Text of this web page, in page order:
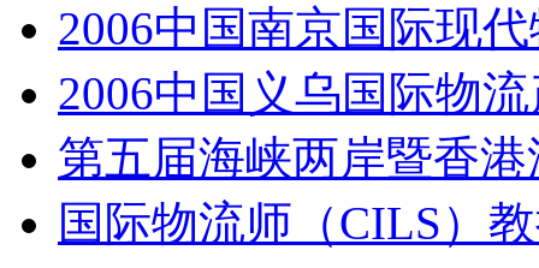
2006中国南京国际现
2006中国义乌国际物
第五届海峡两岸暨香
国际物流师（CILS）